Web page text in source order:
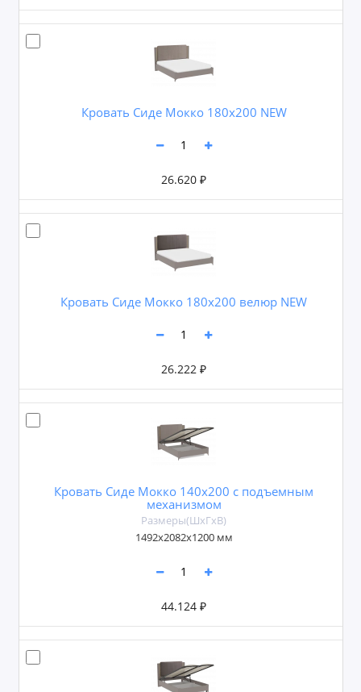
Кровать Сиде Мокко 180х200 NEW
26.620 ₽
Кровать Сиде Мокко 180х200 велюр NEW
26.222 ₽
Кровать Сиде Мокко 140х200 с подъемным
механизмом
Размеры(ШxГxВ)
1492х2082х1200 мм
44.124 ₽